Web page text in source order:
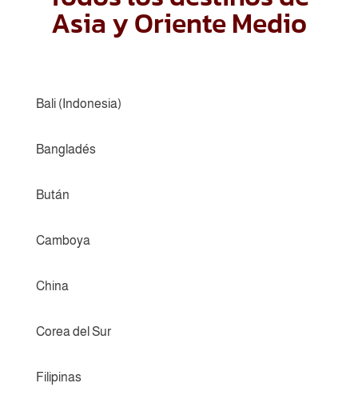
Asia y Oriente Medio
Bali (Indonesia)
Bangladés
Bután
Camboya
China
Corea del Sur
Filipinas